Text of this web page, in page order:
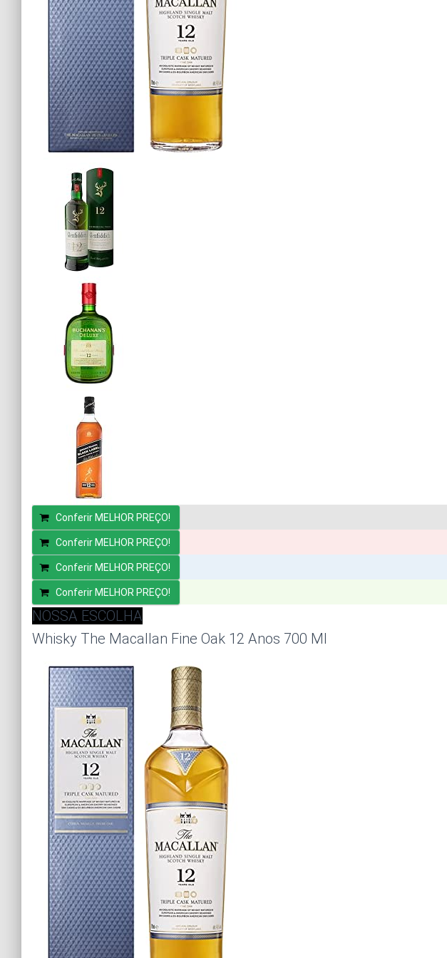
Conferir MELHOR PREÇO!
Conferir MELHOR PREÇO!
Conferir MELHOR PREÇO!
Conferir MELHOR PREÇO!
NOSSA ESCOLHA
Whisky The Macallan Fine Oak 12 Anos 700 Ml